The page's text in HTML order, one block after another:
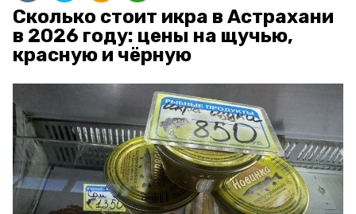
Сколько стоит икра в Астрахани
в 2026 году: цены на щучью,
красную и чёрную